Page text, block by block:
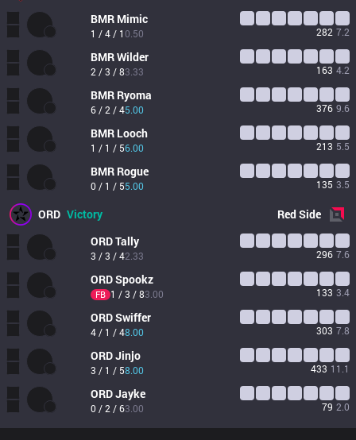
BMR Mimic
1 / 4 / 10.50 282 7.2
BMRWilder
2 / 3 / 83.33 163 4.2
BMR Ryoma
6 / 2 / 45.00 376 9.6
BMR Looch
1 / 1 / 56.00 213 5.5
BMR Rogue
0 / 1 / 55.00 135 3.5
ORD Victory RedSide
ORDTally
3 / 3 / 42.33 296 7.6
ORDSpookz
FB 1 / 3 / 83.00 133 3.4
ORDSwiffer
4 / 1 / 48.00 303 7.8
ORDJinjo
3 / 1 / 58.00 433 11.1
ORDJayke
0 / 2 / 63.00 79 2.0